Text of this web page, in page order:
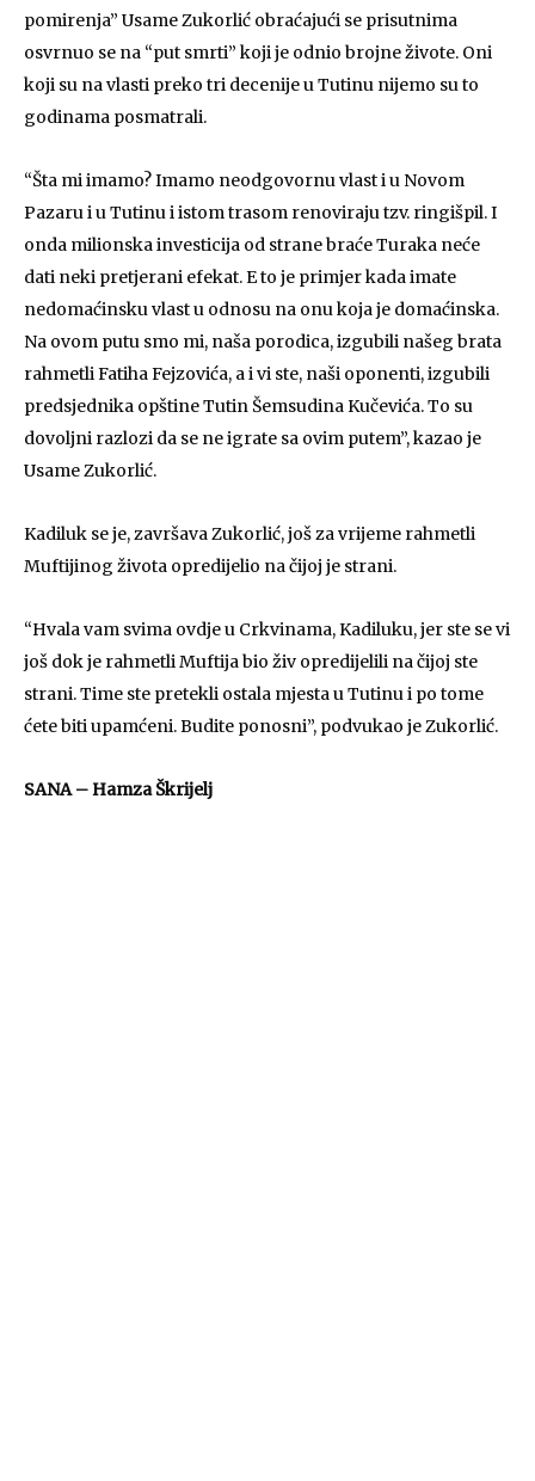
pomirenja” Usame Zukorlić obraćajući se prisutnima
osvrnuo se na “put smrti” koji je odnio brojne živote. Oni
koji su na vlasti preko tri decenije u Tutinu nijemo su to
godinama posmatrali.
“Šta mi imamo? Imamo neodgovornu vlast i u Novom
Pazaru i u Tutinu i istom trasom renoviraju tzv. ringišpil. I
onda milionska investicija od strane braće Turaka neće
dati neki pretjerani efekat. E to je primjer kada imate
nedomaćinsku vlast u odnosu na onu koja je domaćinska.
Na ovom putu smo mi, naša porodica, izgubili našeg brata
rahmetli Fatiha Fejzovića, a i vi ste, naši oponenti, izgubili
predsjednika opštine Tutin Šemsudina Kučevića. To su
dovoljni razlozi da se ne igrate sa ovim putem”, kazao je
Usame Zukorlić.
Kadiluk se je, završava Zukorlić, još za vrijeme rahmetli
Muftijinog života opredijelio na čijoj je strani.
“Hvala vam svima ovdje u Crkvinama, Kadiluku, jer ste se vi
još dok je rahmetli Muftija bio živ opredijelili na čijoj ste
strani. Time ste pretekli ostala mjesta u Tutinu i po tome
ćete biti upamćeni. Budite ponosni”, podvukao je Zukorlić.
SANA – Hamza Škrijelj